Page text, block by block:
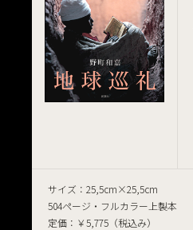
サイズ：25,5cm×25,5cm
504ページ・フルカラー上製本
定価：￥5,775（税込み）